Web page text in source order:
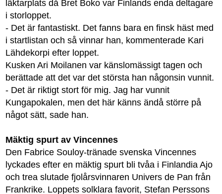
läktarplats då Bret Boko var Finlands enda deltagare
i storloppet.
- Det är fantastiskt. Det fanns bara en finsk häst med
i startlistan och så vinnar han, kommenterade Kari
Lähdekorpi efter loppet.
Kusken Ari Moilanen var känslomässigt tagen och
berättade att det var det största han någonsin vunnit.
- Det är riktigt stort för mig. Jag har vunnit
Kungapokalen, men det här känns ändå större på
något sätt, sade han.
Mäktig spurt av Vincennes
Den Fabrice Souloy-tränade svenska Vincennes
lyckades efter en mäktig spurt bli tvåa i Finlandia Ajo
och trea slutade fjolårsvinnaren Univers de Pan från
Frankrike. Loppets solklara favorit, Stefan Perssons